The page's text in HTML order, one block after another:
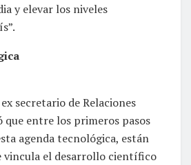
y elevar los niveles
secretario de Relaciones
que entre los primeros pasos
agenda tecnológica, están
vincula el desarrollo científico